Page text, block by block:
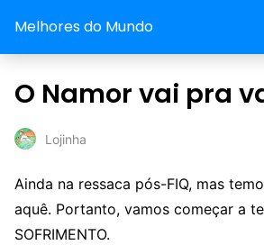
Melhores do Mundo
O Namor vai pra
Lojinha
Ainda na ressaca pós-FIQ, mas
aquê. Portanto, vamos começar a
SOFRIMENTO.